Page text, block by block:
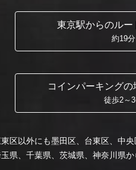
東京駅からのルー
約19分
コインパーキングの
徒歩2～
区以外にも墨田区、台東区、中央
県、千葉県、茨城県、神奈川県